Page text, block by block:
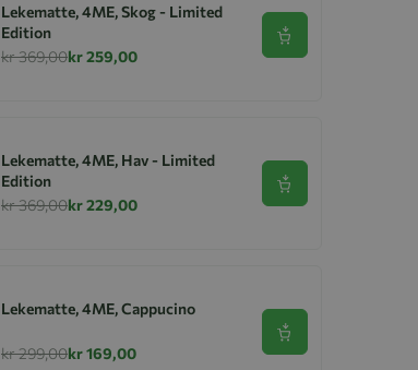
Lekematte, 4ME, Skog - Limited
Edition
kr 369,00kr 259,00
Se produkt
Lekematte, 4ME, Hav - Limited
Edition
kr 369,00kr 229,00
Se produkt
Lekematte, 4ME, Cappucino
kr 299,00kr 169,00
Se produkt